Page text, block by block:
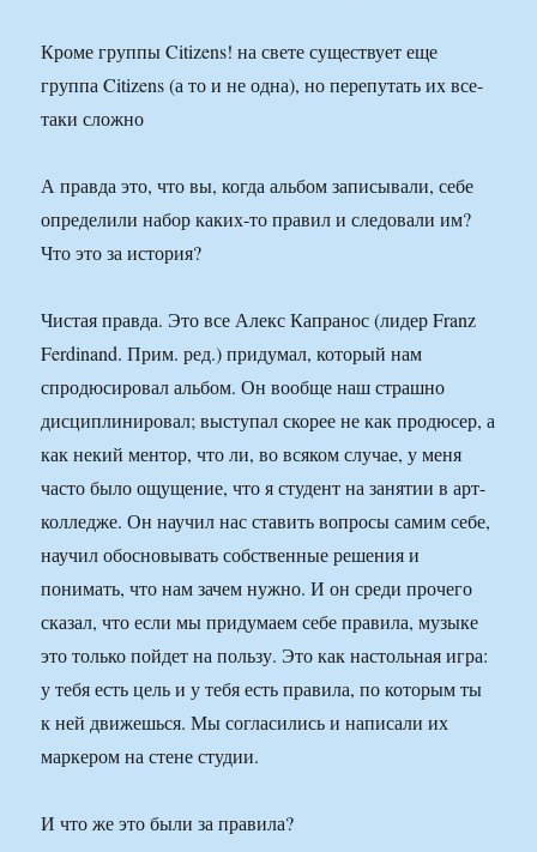
Кроме группы Citizens! на свете существует еще
группа Citizens (а то и не одна), но перепутать их все-
таки сложно
А правда это, что вы, когда альбом записывали, себе
определили набор каких-то правил и следовали им?
Что это за история?
Чистая правда. Это все Алекс Капранос (лидер Franz
Ferdinand. Прим. ред.) придумал, который нам
спродюсировал альбом. Он вообще наш страшно
дисциплинировал; выступал скорее не как продюсер, а
как некий ментор, что ли, во всяком случае, у меня
часто было ощущение, что я студент на занятии в арт-
колледже. Он научил нас ставить вопросы самим себе,
научил обосновывать собственные решения и
понимать, что нам зачем нужно. И он среди прочего
сказал, что если мы придумаем себе правила, музыке
это только пойдет на пользу. Это как настольная игра:
у тебя есть цель и у тебя есть правила, по которым ты
к ней движешься. Мы согласились и написали их
маркером на стене студии.
И что же это были за правила?